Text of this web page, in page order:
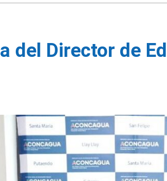
del Director de